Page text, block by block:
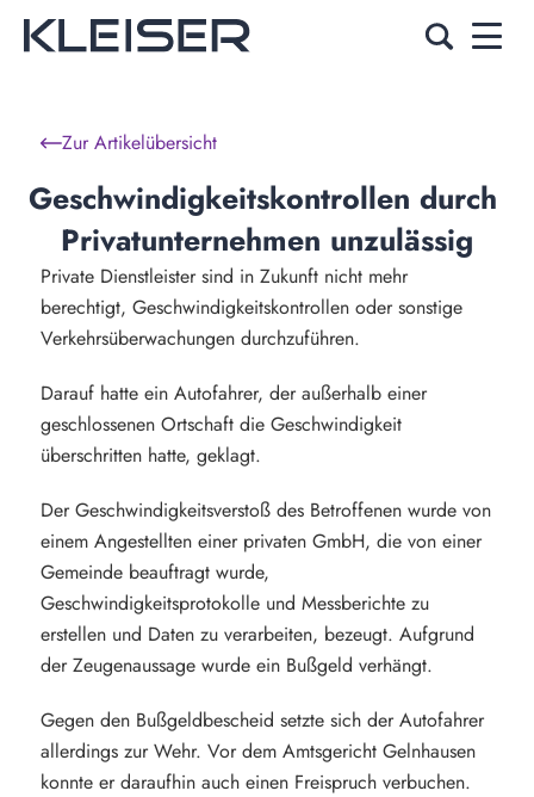
Zur Artikelübersicht
Geschwindigkeitskontrollen durch
Privatunternehmen unzulässig
Private Dienstleister sind in Zukunft nicht mehr
berechtigt, Geschwindigkeitskontrollen oder sonstige
Verkehrsüberwachungen durchzuführen.
Darauf hatte ein Autofahrer, der außerhalb einer
geschlossenen Ortschaft die Geschwindigkeit
überschritten hatte, geklagt.
Der Geschwindigkeitsverstoß des Betroffenen wurde von
einem Angestellten einer privaten GmbH, die von einer
Gemeinde beauftragt wurde,
Geschwindigkeitsprotokolle und Messberichte zu
erstellen und Daten zu verarbeiten, bezeugt. Aufgrund
der Zeugenaussage wurde ein Bußgeld verhängt.
Gegen den Bußgeldbescheid setzte sich der Autofahrer
allerdings zur Wehr. Vor dem Amtsgericht Gelnhausen
konnte er daraufhin auch einen Freispruch verbuchen.